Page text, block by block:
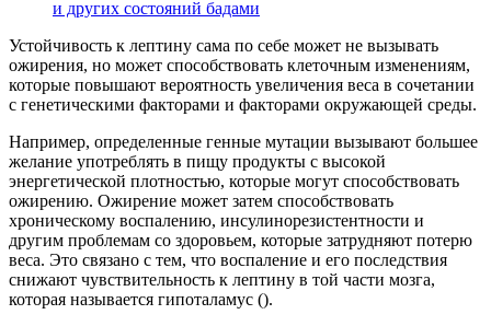
и других состояний бадами
Устойчивость к лептину сама по себе может не вызывать
ожирения, но может способствовать клеточным изменениям,
которые повышают вероятность увеличения веса в сочетании
с генетическими факторами и факторами окружающей среды.
Например, определенные генные мутации вызывают большее
желание употреблять в пищу продукты с высокой
энергетической плотностью, которые могут способствовать
ожирению. Ожирение может затем способствовать
хроническому воспалению, инсулинорезистентности и
другим проблемам со здоровьем, которые затрудняют потерю
веса. Это связано с тем, что воспаление и его последствия
снижают чувствительность к лептину в той части мозга,
которая называется гипоталамус ().